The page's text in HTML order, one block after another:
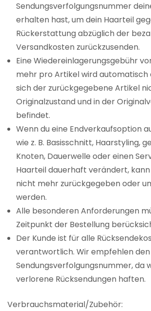
Sendungsverfolgungsnummer
erhalten hast, um dein Haarteil
Rückerstattung abzüglich der
Versandkosten zurückzusenden.
Eine Wiedereinlagerungsgebühr
mehr pro Artikel wird automatisch
sich der zurückgegebene Artikel
Originalzustand und in der
befindet.
Wenn du eine Endverkaufsoption
wie z. B. Basisschnitt, Haarstyling,
Knoten, Dauerwelle oder einen
Haarteil dauerhaft verändert,
nicht mehr zurückgegeben oder
werden.
Alle besonderen Anforderungen
Zeitpunkt der Bestellung
Der Kunde ist für alle
verantwortlich. Wir empfehlen
Sendungsverfolgungsnummer, da
verlorene Rücksendungen haften.
Verbrauchsmaterial/Zubehör: